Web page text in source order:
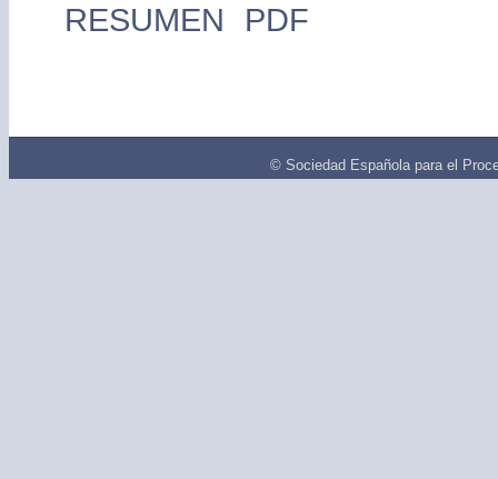
RESUMEN PDF
© Sociedad Española para el